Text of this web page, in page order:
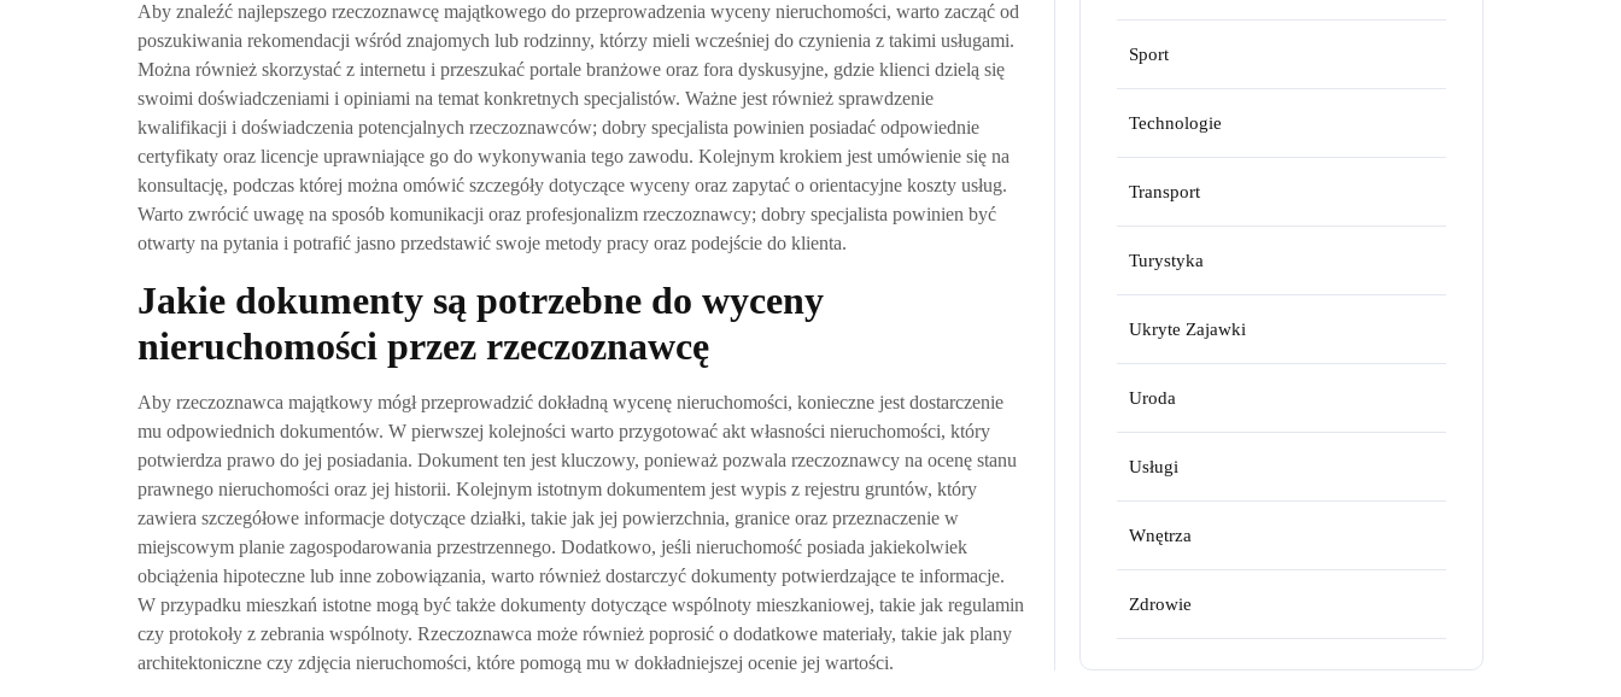
Aby znaleźć najlepszego rzeczoznawcę majątkowego do przeprowadzenia wyceny nieruchomości, warto zacząć od
poszukiwania rekomendacji wśród znajomych lub rodzinny, którzy mieli wcześniej do czynienia z takimi usługami.
Można również skorzystać z internetu i przeszukać portale branżowe oraz fora dyskusyjne, gdzie klienci dzielą się
swoimi doświadczeniami i opiniami na temat konkretnych specjalistów. Ważne jest również sprawdzenie
kwalifikacji i doświadczenia potencjalnych rzeczoznawców; dobry specjalista powinien posiadać odpowiednie
certyfikaty oraz licencje uprawniające go do wykonywania tego zawodu. Kolejnym krokiem jest umówienie się na
konsultację, podczas której można omówić szczegóły dotyczące wyceny oraz zapytać o orientacyjne koszty usług.
Warto zwrócić uwagę na sposób komunikacji oraz profesjonalizm rzeczoznawcy; dobry specjalista powinien być
otwarty na pytania i potrafić jasno przedstawić swoje metody pracy oraz podejście do klienta.
Jakie dokumenty są potrzebne do wyceny
nieruchomości przez rzeczoznawcę
Aby rzeczoznawca majątkowy mógł przeprowadzić dokładną wycenę nieruchomości, konieczne jest dostarczenie
mu odpowiednich dokumentów. W pierwszej kolejności warto przygotować akt własności nieruchomości, który
potwierdza prawo do jej posiadania. Dokument ten jest kluczowy, ponieważ pozwala rzeczoznawcy na ocenę stanu
prawnego nieruchomości oraz jej historii. Kolejnym istotnym dokumentem jest wypis z rejestru gruntów, który
zawiera szczegółowe informacje dotyczące działki, takie jak jej powierzchnia, granice oraz przeznaczenie w
miejscowym planie zagospodarowania przestrzennego. Dodatkowo, jeśli nieruchomość posiada jakiekolwiek
obciążenia hipoteczne lub inne zobowiązania, warto również dostarczyć dokumenty potwierdzające te informacje.
W przypadku mieszkań istotne mogą być także dokumenty dotyczące wspólnoty mieszkaniowej, takie jak regulamin
czy protokoły z zebrania wspólnoty. Rzeczoznawca może również poprosić o dodatkowe materiały, takie jak plany
architektoniczne czy zdjęcia nieruchomości, które pomogą mu w dokładniejszej ocenie jej wartości.
Sport
Technologie
Transport
Turystyka
Ukryte Zajawki
Uroda
Usługi
Wnętrza
Zdrowie